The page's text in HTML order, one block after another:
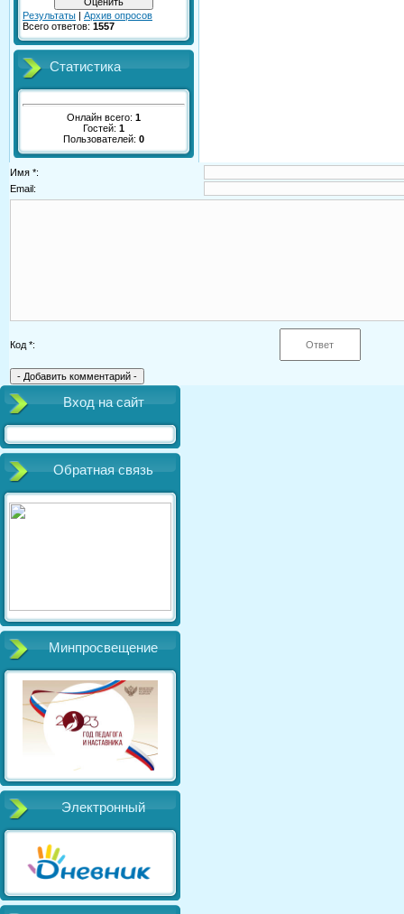
Результаты | Архив опросов
Всего ответов: 1557
Статистика
Онлайн всего: 1
Гостей: 1
Пользователей: 0
Имя *:
Email:
Код *:
Вход на сайт
Обратная связь
Минпросвещение
Электронный